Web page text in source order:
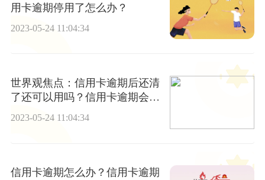
用卡逾期停用了怎么办？
2023-05-24 11:04:34
世界观焦点：信用卡逾期后还清
了还可以用吗？信用卡逾期会被
起诉吗？
2023-05-24 11:04:34
信用卡逾期怎么办？信用卡逾期